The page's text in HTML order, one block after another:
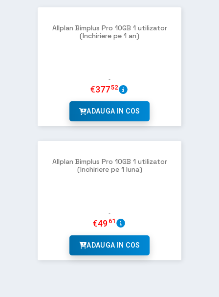
Allplan Bimplus Pro 10GB 1 utilizator
(Inchiriere pe 1 an)
€37752
ADAUGA IN COS
Allplan Bimplus Pro 10GB 1 utilizator
(Inchiriere pe 1 luna)
€49 61
ADAUGA IN COS